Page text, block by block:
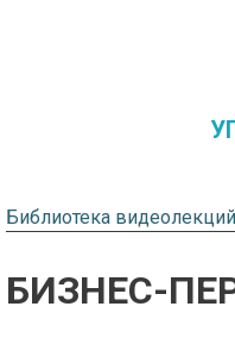
Библиотека видеолекций
БИЗНЕС-